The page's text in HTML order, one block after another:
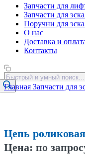
Запчасти для
Запчасти для
Поручни для
О нас
Доставка и
Контакты
Поиск
товаров
Главная Запчасти для
Цепь
Цена: по